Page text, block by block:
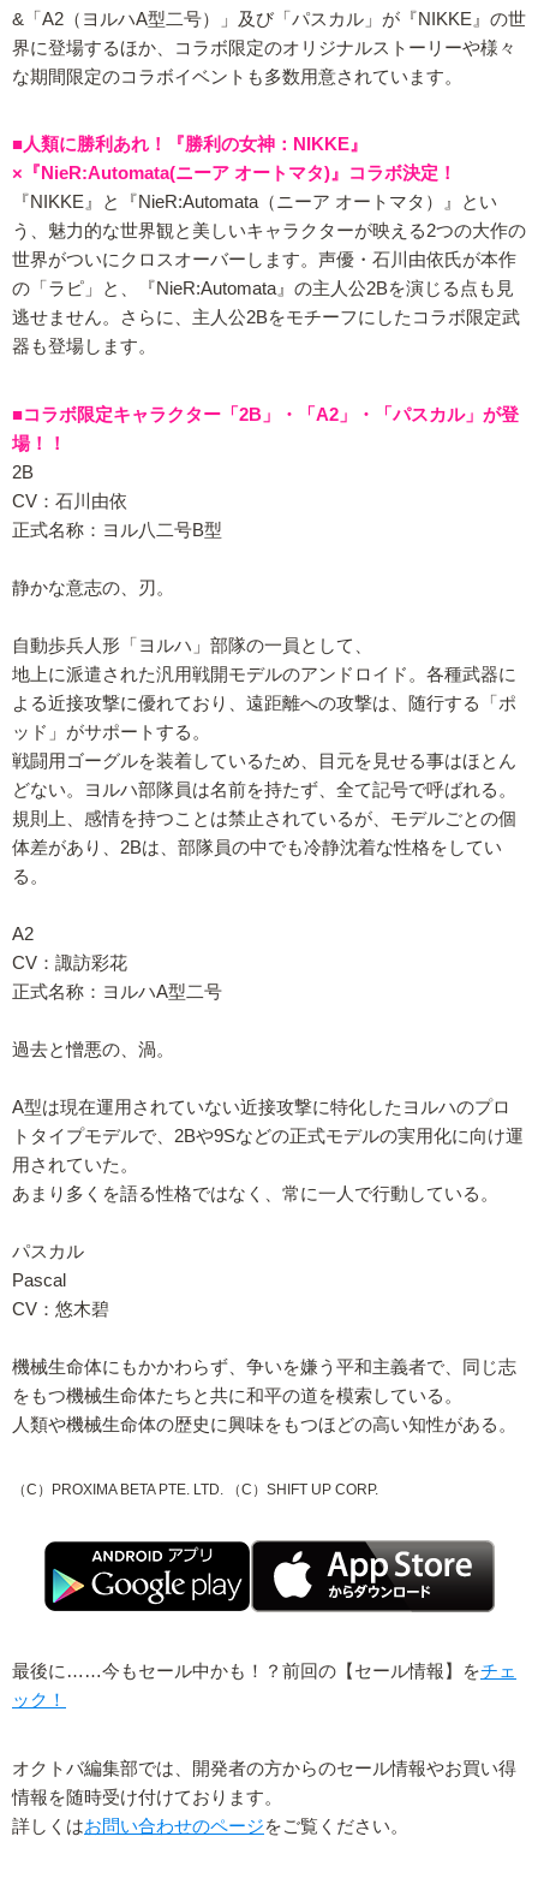
&「A2（ヨルハA型二号）」及び「パスカル」が『NIKKE』の世
界に登場するほか、コラボ限定のオリジナルストーリーや様々
な期間限定のコラボイベントも多数用意されています。
■人類に勝利あれ！『勝利の女神：NIKKE』
×『NieR:Automata(ニーア オートマタ)』コラボ決定！
『NIKKE』と『NieR:Automata（ニーア オートマタ）』とい
う、魅力的な世界観と美しいキャラクターが映える2つの大作の
世界がついにクロスオーバーします。声優・石川由依氏が本作
の「ラピ」と、『NieR:Automata』の主人公2Bを演じる点も見
逃せません。さらに、主人公2Bをモチーフにしたコラボ限定武
器も登場します。
■コラボ限定キャラクター「2B」・「A2」・「パスカル」が登
場！！
2B
CV：石川由依
正式名称：ヨル八二号B型
静かな意志の、刃。
自動歩兵人形「ヨルハ」部隊の一員として、
地上に派遣された汎用戦開モデルのアンドロイド。各種武器に
よる近接攻撃に優れており、遠距離への攻撃は、随行する「ポ
ッド」がサポートする。
戦闘用ゴーグルを装着しているため、目元を見せる事はほとん
どない。ヨルハ部隊員は名前を持たず、全て記号で呼ばれる。
規則上、感情を持つことは禁止されているが、モデルごとの個
体差があり、2Bは、部隊員の中でも冷静沈着な性格をしてい
る。
A2
CV：諏訪彩花
正式名称：ヨルハA型二号
過去と憎悪の、渦。
A型は現在運用されていない近接攻撃に特化したヨルハのプロ
トタイプモデルで、2Bや9Sなどの正式モデルの実用化に向け運
用されていた。
あまり多くを語る性格ではなく、常に一人で行動している。
パスカル
Pascal
CV：悠木碧
機械生命体にもかかわらず、争いを嫌う平和主義者で、同じ志
をもつ機械生命体たちと共に和平の道を模索している。
人類や機械生命体の歴史に興味をもつほどの高い知性がある。
（C）PROXIMA BETA PTE. LTD. （C）SHIFT UP CORP.
最後に……今もセール中かも！？前回の【セール情報】をチェ
ック！
オクトバ編集部では、開発者の方からのセール情報やお買い得
情報を随時受け付けております。
詳しくはお問い合わせのページをご覧ください。